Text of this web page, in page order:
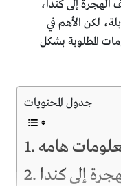
إلى كندا،
لكن الأهم في
المطلوبة بشكل
جدول المحتويات
هامه
إلى كندا